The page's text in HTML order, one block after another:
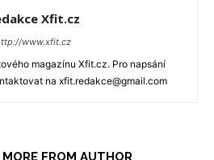
Xfit.cz
www.xfit.cz
magazínu Xfit.cz. Pro napsání
na xfit.redakce@gmail.com
MORE FROM AUTHOR